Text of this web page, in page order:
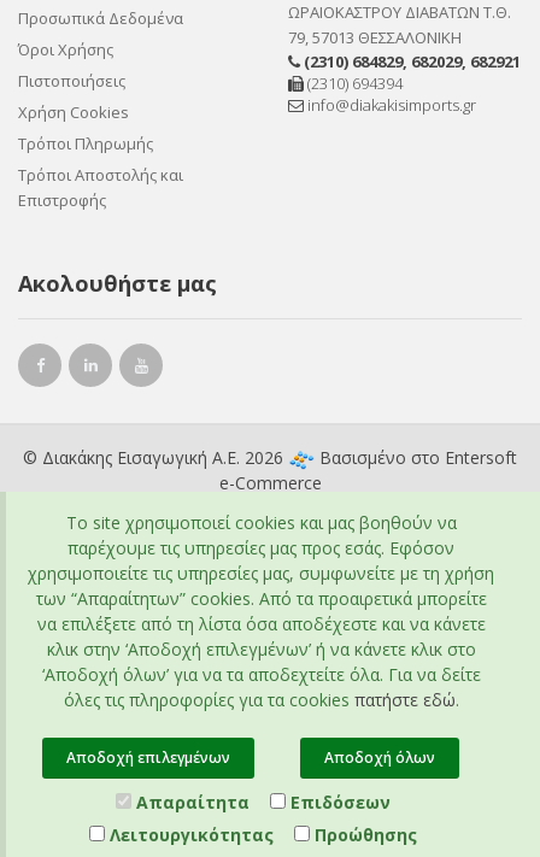
Προσωπικά Δεδομένα
Όροι Χρήσης
Πιστοποιήσεις
Χρήση Cookies
Τρόποι Πληρωμής
Τρόποι Αποστολής και
Επιστροφής
ΩΡΑΙΟΚΑΣΤΡΟΥ ΔΙΑΒΑΤΩΝ Τ.Θ.
79, 57013 ΘΕΣΣΑΛΟΝΙΚΗ
(2310) 684829, 682029, 682921
(2310) 694394
info@diakakisimports.gr
Ακολουθήστε μας
© Διακάκης Εισαγωγική Α.Ε. 2026 Βασισμένο στο Entersoft
e-Commerce
To site χρησιμοποιεί cookies και μας βοηθούν να
παρέχουμε τις υπηρεσίες μας προς εσάς. Εφόσον
χρησιμοποιείτε τις υπηρεσίες μας, συμφωνείτε με τη χρήση
των “Απαραίτητων” cookies. Από τα προαιρετικά μπορείτε
να επιλέξετε από τη λίστα όσα αποδέχεστε και να κάνετε
κλικ στην ‘Αποδοχή επιλεγμένων’ ή να κάνετε κλικ στο
‘Αποδοχή όλων’ για να τα αποδεχτείτε όλα. Για να δείτε
όλες τις πληροφορίες για τα cookies πατήστε εδώ.
Αποδοχή επιλεγμένων Αποδοχή όλων
Απαραίτητα
Επιδόσεων
Λειτουργικότητας
Προώθησης